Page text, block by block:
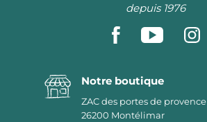
depuis 1976
Notre boutique
ZAC des portes de provence
26200 Montélimar